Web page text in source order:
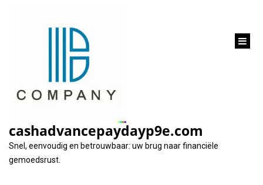
cashadvancepaydayp9e.com
Snel, eenvoudig en betrouwbaar: uw brug naar financiële
gemoedsrust.
Categorie: